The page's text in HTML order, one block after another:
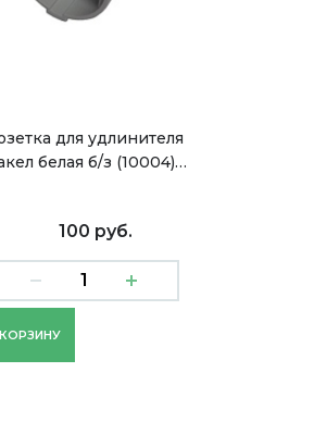
для удлинителя
белая б/з (10004)…
100 руб.